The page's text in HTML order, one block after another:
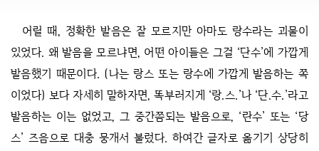
어릴 때, 정확한 발음은 잘 모르지만 아마도 랑수라는 괴물이
있었다. 왜 발음을 모르냐면, 어떤 아이들은 그걸 ‘단수’에 가깝게
발음했기 때문이다. (나는 랑스 또는 랑수에 가깝게 발음하는 쪽
이었다) 보다 자세히 말하자면, 똑부러지게 ‘랑.스.’나 ‘단.수.’라고
발음하는 이는 없었고, 그 중간쯤되는 발음으로, ‘란수’ 또는 ‘당
스’ 즈음으로 대충 뭉개서 불렀다. 하여간 글자로 옮기기 상당히